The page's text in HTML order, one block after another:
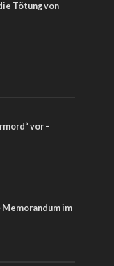
Tötung von
vor –
im